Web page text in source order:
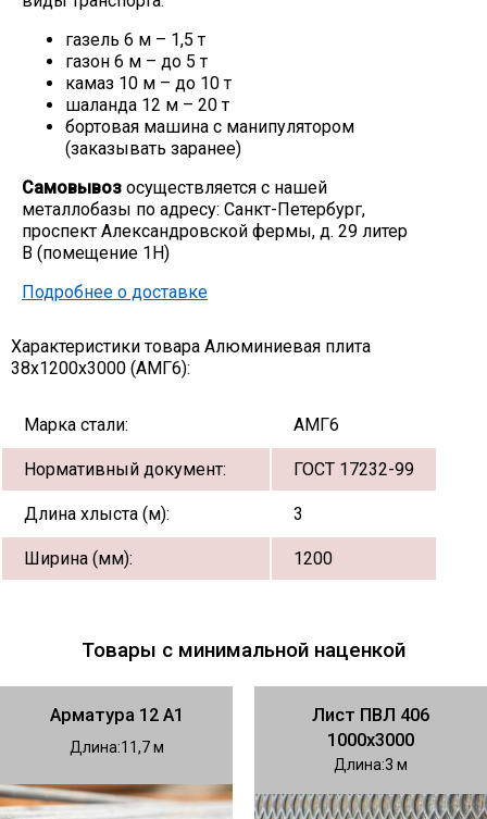
газель 6 м – 1,5 т
газон 6 м – до 5 т
камаз 10 м – до 10 т
шаланда 12 м – 20 т
бортовая машина с манипулятором
(заказывать заранее)
Самовывоз осуществляется с нашей
металлобазы по адресу: Санкт-Петербург,
проспект Александровской фермы, д. 29 литер
В (помещение 1Н)
Подробнее о доставке
Характеристики товара Алюминиевая плита
38х1200х3000 (АМГ6):
Марка стали: АМГ6
Нормативный документ: ГОСТ 17232-99
Длина хлыста (м): 3
Ширина (мм): 1200
Товары с минимальной наценкой
Арматура 12 А1
Длина 11,7
Лист ПВЛ 406
1000х3000
Длина 3